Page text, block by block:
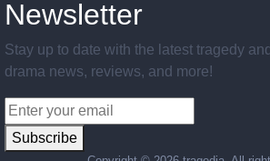
Newsletter
Stay up to date with the latest tragedy and
drama news, reviews, and more!
Subscribe